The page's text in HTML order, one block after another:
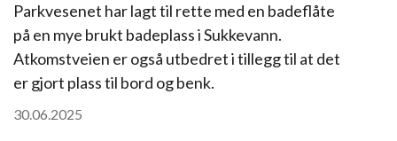
Parkvesenet har lagt til rette med en badeflåte
på en mye brukt badeplass i Sukkevann.
Atkomstveien er også utbedret i tillegg til at det
er gjort plass til bord og benk.
30.06.2025